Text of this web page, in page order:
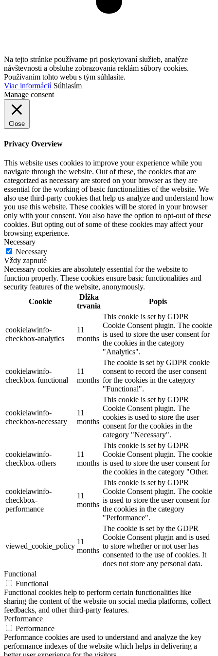
Na tejto stránke používame pri poskytovaní služieb, analýze
návštevnosti a obsluhe zobrazovania reklám súbory cookies.
Používaním tohto webu s tým súhlasíte.
Viac informácií Súhlasím
Manage consent
Close
Privacy Overview
This website uses cookies to improve your experience while you
navigate through the website. Out of these, the cookies that are
categorized as necessary are stored on your browser as they are
essential for the working of basic functionalities of the website. We
also use third-party cookies that help us analyze and understand how
you use this website. These cookies will be stored in your browser
only with your consent. You also have the option to opt-out of these
cookies. But opting out of some of these cookies may affect your
browsing experience.
Necessary
Necessary
Vždy zapnuté
Necessary cookies are absolutely essential for the website to
function properly. These cookies ensure basic functionalities and
security features of the website, anonymously.
Cookie
Dĺžka
trvania
Popis
cookielawinfo-
checkbox-analytics
11
months
This cookie is set by GDPR
Cookie Consent plugin. The cookie
is used to store the user consent for
the cookies in the category
"Analytics".
cookielawinfo-
checkbox-functional
11
months
The cookie is set by GDPR cookie
consent to record the user consent
for the cookies in the category
"Functional".
cookielawinfo-
checkbox-necessary
11
months
This cookie is set by GDPR
Cookie Consent plugin. The
cookies is used to store the user
consent for the cookies in the
category "Necessary".
cookielawinfo-
checkbox-others
11
months
This cookie is set by GDPR
Cookie Consent plugin. The cookie
is used to store the user consent for
the cookies in the category "Other.
cookielawinfo-
checkbox-
performance
11
months
This cookie is set by GDPR
Cookie Consent plugin. The cookie
is used to store the user consent for
the cookies in the category
"Performance".
viewed_cookie_policy
11
months
The cookie is set by the GDPR
Cookie Consent plugin and is used
to store whether or not user has
consented to the use of cookies. It
does not store any personal data.
Functional
Functional
Functional cookies help to perform certain functionalities like
sharing the content of the website on social media platforms, collect
feedbacks, and other third-party features.
Performance
Performance
Performance cookies are used to understand and analyze the key
performance indexes of the website which helps in delivering a